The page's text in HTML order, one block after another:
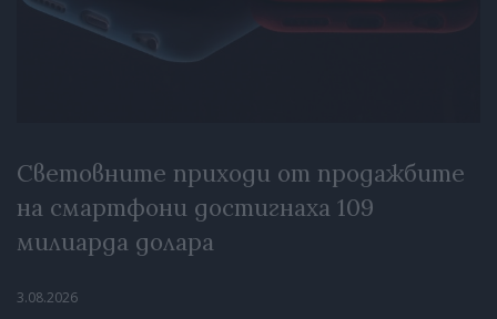
Световните приходи от продажбите
на смартфони достигнаха 109
милиарда долара
3.08.2026